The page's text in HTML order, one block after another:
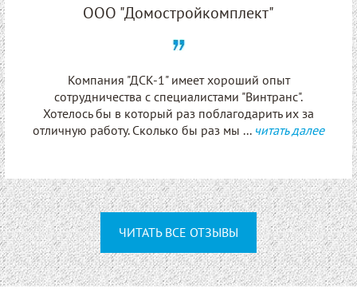
ООО "Домостройкомплект"
Компания "ДСК-1" имеет хороший опыт
сотрудничества с специалистами "Винтранс".
Хотелось бы в который раз поблагодарить их за
отличную работу. Сколько бы раз мы ... читать далее
ЧИТАТЬ ВСЕ ОТЗЫВЫ